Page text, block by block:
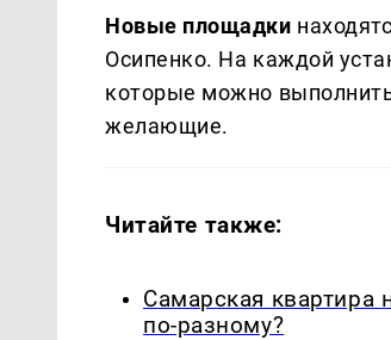
Новые площадки
Осипенко. На каждой
которые можно
желающие.
Читайте также:
Самарская
по-разному?